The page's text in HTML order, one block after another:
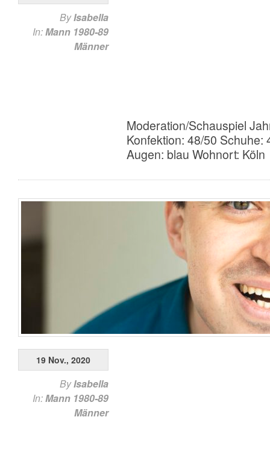
Moderation/Schauspiel
Konfektion: 48/50
Augen: blau Wohnort: Köln
ByIsabella
In:Mann 1980-89
Männer
19 Nov., 2020
ByIsabella
In:Mann 1980-89
Männer